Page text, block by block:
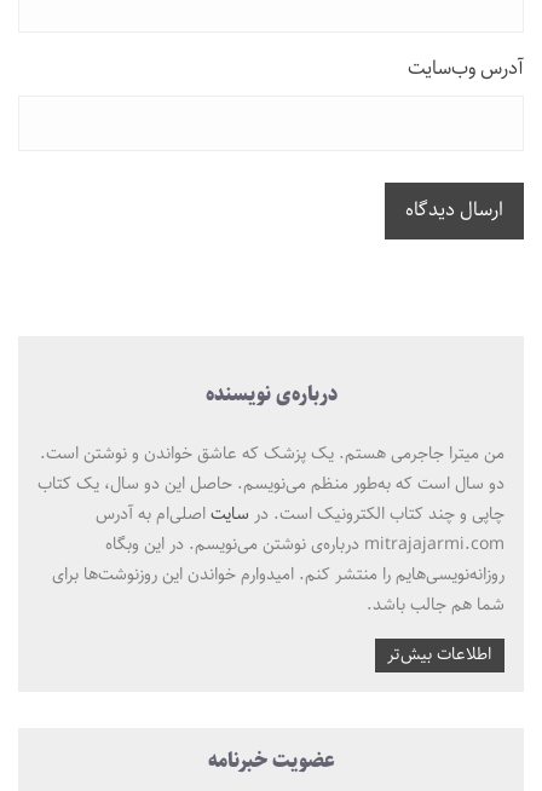
آدرس وب‌سایت
ارسال دیدگاه
درباره‌ی نویسنده
من میترا جاجرمی هستم. یک پزشک که عاشق خواندن و نوشتن است.
دو سال است که به‌طور منظم می‌نویسم. حاصل این دو سال، یک کتاب
چاپی و چند کتاب الکترونیک است. در سایتاصلی‌ام به آدرس
mitrajajarmi.com درباره‌ی نوشتن می‌نویسم. در این وبگاه
روزانه‌نویسی‌هایم را منتشر کنم. امیدوارم خواندن این روزنوشت‌ها برای
شما هم جالب باشد.
اطلاعات بیش‌تر
عضویت خبرنامه